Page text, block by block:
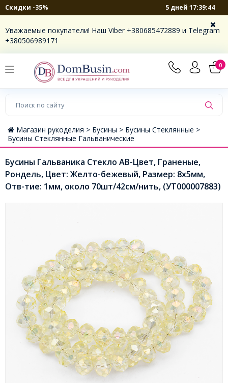
Скидки -35% 5 дней 17:39:44
Уважаемые покупатели! Наш Viber +380685472889 и Telegram
+380506989171
0
Магазин рукоделия > Бусины > Бусины Стеклянные >
Бусины Стеклянные Гальванические
Бусины Гальваника Стекло АВ-Цвет, Граненые,
Рондель, Цвет: Желто-бежевый, Размер: 8х5мм,
Отв-тие: 1мм, около 70шт/42см/нить, (УТ000007883)